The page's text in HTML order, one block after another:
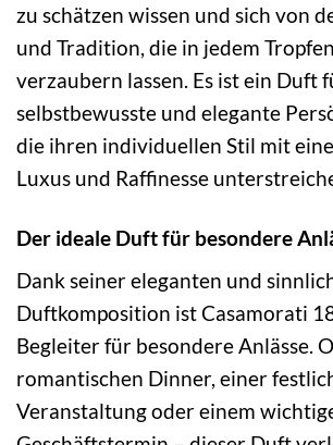
zu schätzen wissen und sich von
und Tradition, die in jedem
verzaubern lassen. Es ist ein Duft
selbstbewusste und elegante
die ihren individuellen Stil mit
Luxus und Raffinesse
Der ideale Duft für besondere
Dank seiner eleganten und
Duftkomposition ist Casamorati
Begleiter für besondere Anlässe.
romantischen Dinner, einer
Veranstaltung oder einem